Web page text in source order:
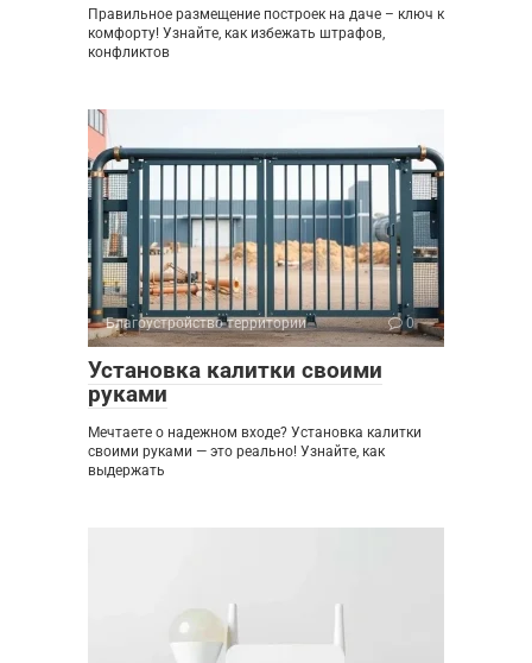
Правильное размещение построек на даче – ключ к
комфорту! Узнайте, как избежать штрафов,
конфликтов
Благоустройство территории 0
Установка калитки своими
руками
Мечтаете о надежном входе? Установка калитки
своими руками — это реально! Узнайте, как
выдержать